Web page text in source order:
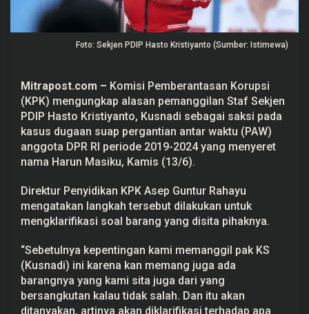
a
a
s
i
s
t
i
y
a
n
Foto: Sekjen PDIP Hasto Kristiyanto (Sumber: Istimewa)
Mitrapost.com – Komisi Pemberantasan Korupsi
(KPK) mengungkap alasan pemanggilan Staf Sekjen
PDIP Hasto Kristiyanto, Kusnadi sebagai saksi pada
kasus dugaan suap pergantian antar waktu (PAW)
anggota DPR RI periode 2019-2024 yang menyeret
nama Harun Masiku, Kamis (13/6).
Direktur Penyidikan KPK Asep Guntur Rahayu
mengatakan langkah tersebut dilakukan untuk
mengklarifikasi soal barang yang disita pihaknya.
“Sebetulnya kepentingan kami memanggil pak KS
(Kusnadi) ini karena kan memang juga ada
barangnya yang kami sita juga dari yang
bersangkutan kalau tidak salah. Dan itu akan
ditanyakan, artinya akan diklarifikasi terhadap apa